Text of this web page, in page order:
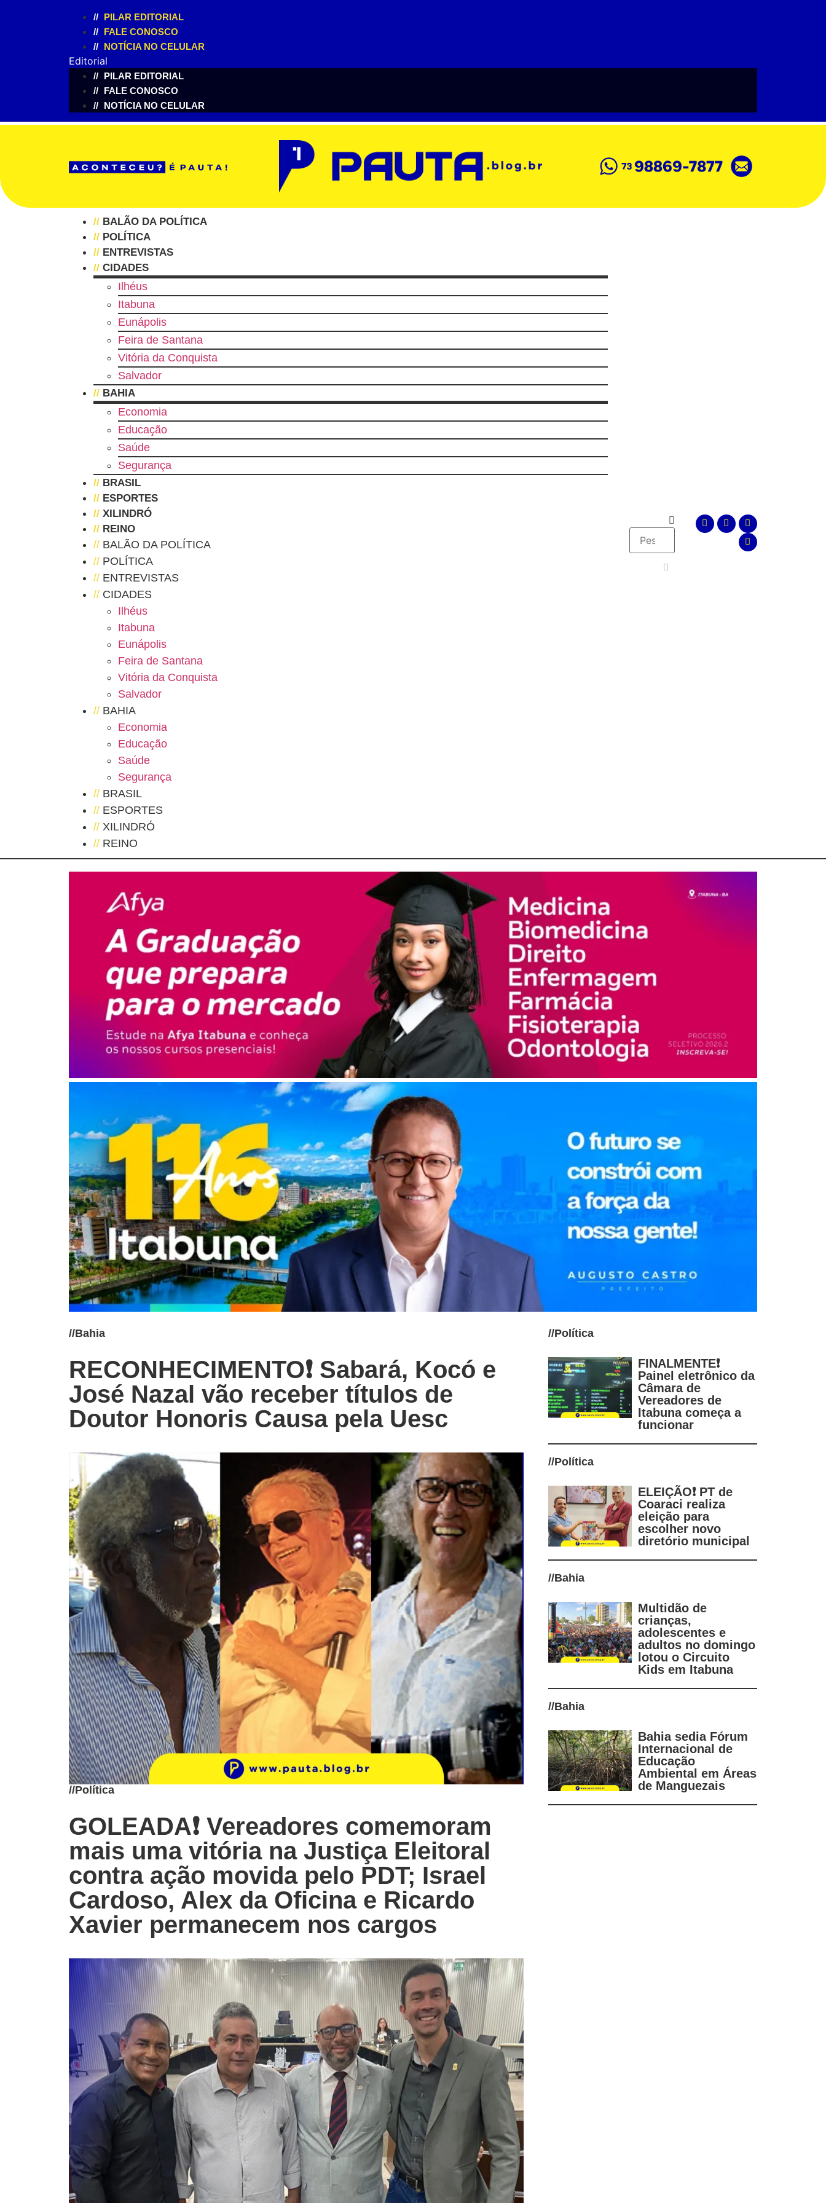
// PILAR EDITORIAL
// FALE CONOSCO
// NOTÍCIA NO CELULAR
Editorial
// PILAR EDITORIAL
// FALE CONOSCO
// NOTÍCIA NO CELULAR
// BALÃO DA POLÍTICA
// POLÍTICA
// ENTREVISTAS
// CIDADES
Ilhéus
Itabuna
Eunápolis
Feira de Santana
Vitória da Conquista
Salvador
// BAHIA
Economia
Educação
Saúde
Segurança
// BRASIL
// ESPORTES
// XILINDRÓ
// REINO
// BALÃO DA POLÍTICA
// POLÍTICA
// ENTREVISTAS
// CIDADES
Ilhéus
Itabuna
Eunápolis
Feira de Santana
Vitória da Conquista
Salvador
// BAHIA
Economia
Educação
Saúde
Segurança
// BRASIL
// ESPORTES
// XILINDRÓ
// REINO
//Bahia
RECONHECIMENTO❗ Sabará, Kocó e
José Nazal vão receber títulos de
Doutor Honoris Causa pela Uesc
//Política
GOLEADA❗ Vereadores comemoram
mais uma vitória na Justiça Eleitoral
contra ação movida pelo PDT; Israel
Cardoso, Alex da Oficina e Ricardo
Xavier permanecem nos cargos
//Política
FINALMENTE❗
Painel eletrônico da
Câmara de
Vereadores de
Itabuna começa a
funcionar
//Política
ELEIÇÃO❗ PT de
Coaraci realiza
eleição para
escolher novo
diretório municipal
//Bahia
Multidão de
crianças,
adolescentes e
adultos no domingo
lotou o Circuito
Kids em Itabuna
//Bahia
Bahia sedia Fórum
Internacional de
Educação
Ambiental em Áreas
de Manguezais